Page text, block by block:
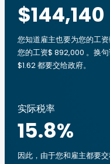
$144,140
您知道雇主也要为您的工
您的工资$ 892,000 。换句
$1.62 都要交给政府。
实际税率
15.8%
因此，由于您和雇主都要